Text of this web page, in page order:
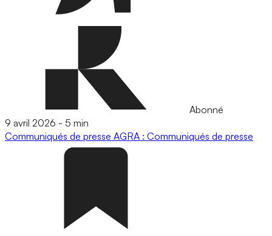
Abonné
9 avril 2026 - 5 min
Communiqués de presse AGRA : Communiqués de presse